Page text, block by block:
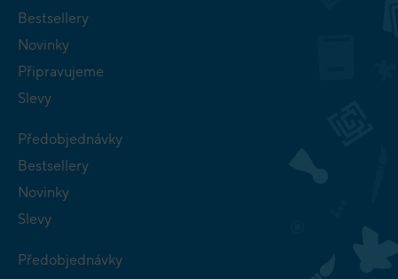
Bestsellery
Novinky
Připravujeme
Slevy
Předobjednávky
Bestsellery
Novinky
Slevy
Předobjednávky